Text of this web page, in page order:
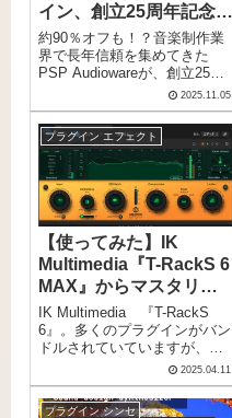
イン、創立25周年記念
過去最大級のセール開催
中！PSP 25th
Anniversary Bundle は
2025.11.24 18:00 まで
まで
約90％オフも！？音楽制作業
界で長年信頼を集めてきた
PSP Audiowareが、創立25周
年を記念して過去最大級のセ
ールを実施中！
2025.11.05
プラグイン エフェクト
【使ってみた】​IK
Multimedia『T-RackS 6
MAX』からマスタリン
グプラグイン「Master
Match X」をレビュー！
​IK Multimedia 『T-RackS
6』。多くのプラグインがバン
ドルされていていますが、今
日はそのなかでも目玉プラグ
インの1つ、「Master Match
X」をご紹介！
2025.04.11
プラグイン シンセ